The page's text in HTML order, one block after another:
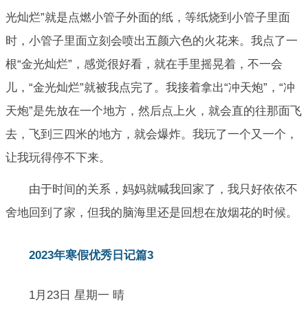
光灿烂”就是点燃小管子外面的纸，等纸烧到小管子里面
时，小管子里面立刻会喷出五颜六色的火花来。我点了一
根“金光灿烂”，感觉很好看，就在手里摇晃着，不一会
儿，“金光灿烂”就被我点完了。我接着拿出“冲天炮”，“冲
天炮”是先放在一个地方，然后点上火，就会直的往那面飞
去，飞到三四米的地方，就会爆炸。我玩了一个又一个，
让我玩得停不下来。
由于时间的关系，妈妈就喊我回家了，我只好依依不
舍地回到了家，但我的脑海里还是回想在放烟花的时候。
2023年寒假优秀日记篇3
1月23日 星期一 晴